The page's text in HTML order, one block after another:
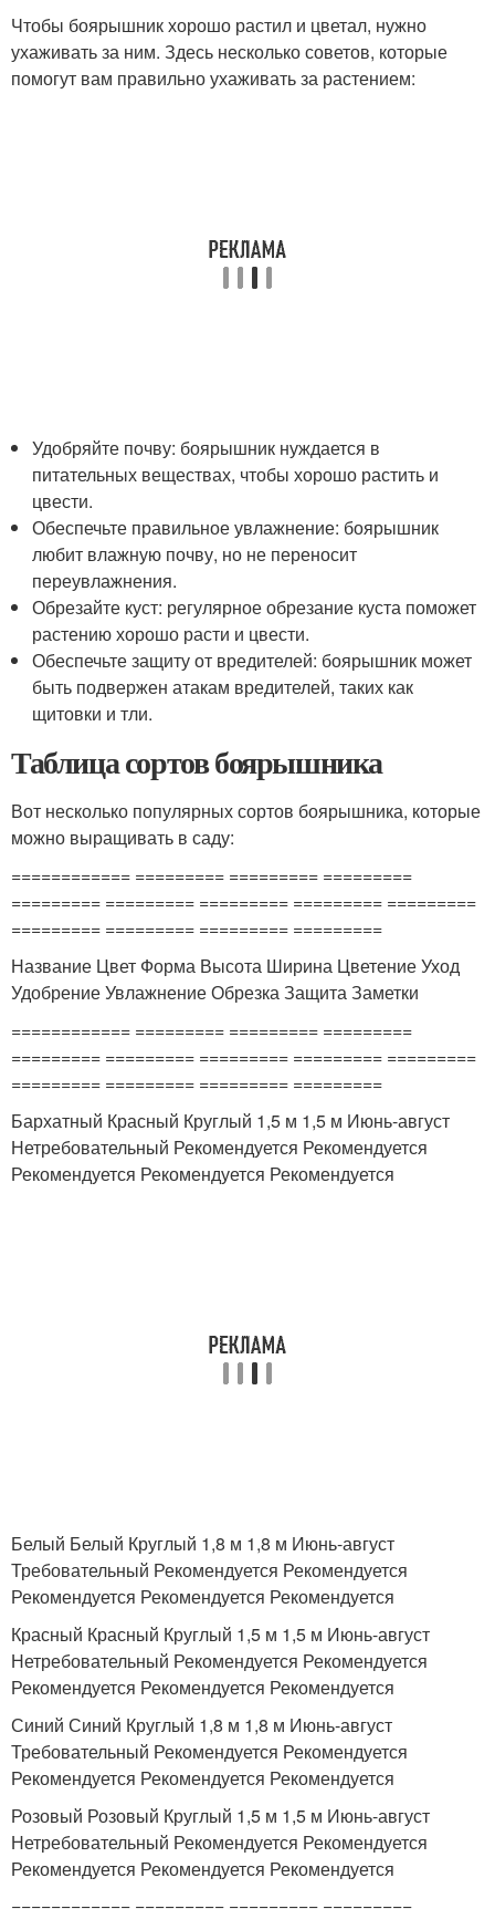
Чтобы боярышник хорошо растил и цветал, нужно
ухаживать за ним. Здесь несколько советов, которые
помогут вам правильно ухаживать за растением:
Удобряйте почву: боярышник нуждается в
питательных веществах, чтобы хорошо растить и
цвести.
Обеспечьте правильное увлажнение: боярышник
любит влажную почву, но не переносит
переувлажнения.
Обрезайте куст: регулярное обрезание куста поможет
растению хорошо расти и цвести.
Обеспечьте защиту от вредителей: боярышник может
быть подвержен атакам вредителей, таких как
щитовки и тли.
Таблица сортов боярышника
Вот несколько популярных сортов боярышника, которые
можно выращивать в саду:
============ ========= ========= =========
========= ========= ========= ========= =========
========= ========= ========= =========
Название Цвет Форма Высота Ширина Цветение Уход
Удобрение Увлажнение Обрезка Защита Заметки
============ ========= ========= =========
========= ========= ========= ========= =========
========= ========= ========= =========
Бархатный Красный Круглый 1,5 м 1,5 м Июнь-август
Нетребовательный Рекомендуется Рекомендуется
Рекомендуется Рекомендуется Рекомендуется
Белый Белый Круглый 1,8 м 1,8 м Июнь-август
Требовательный Рекомендуется Рекомендуется
Рекомендуется Рекомендуется Рекомендуется
Красный Красный Круглый 1,5 м 1,5 м Июнь-август
Нетребовательный Рекомендуется Рекомендуется
Рекомендуется Рекомендуется Рекомендуется
Синий Синий Круглый 1,8 м 1,8 м Июнь-август
Требовательный Рекомендуется Рекомендуется
Рекомендуется Рекомендуется Рекомендуется
Розовый Розовый Круглый 1,5 м 1,5 м Июнь-август
Нетребовательный Рекомендуется Рекомендуется
Рекомендуется Рекомендуется Рекомендуется